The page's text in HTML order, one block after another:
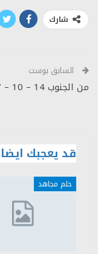
شارك
السابق بوست
من الجنوب 14 – 10 – 2017م
قد يعجبك ايضا
حلم مجاهد